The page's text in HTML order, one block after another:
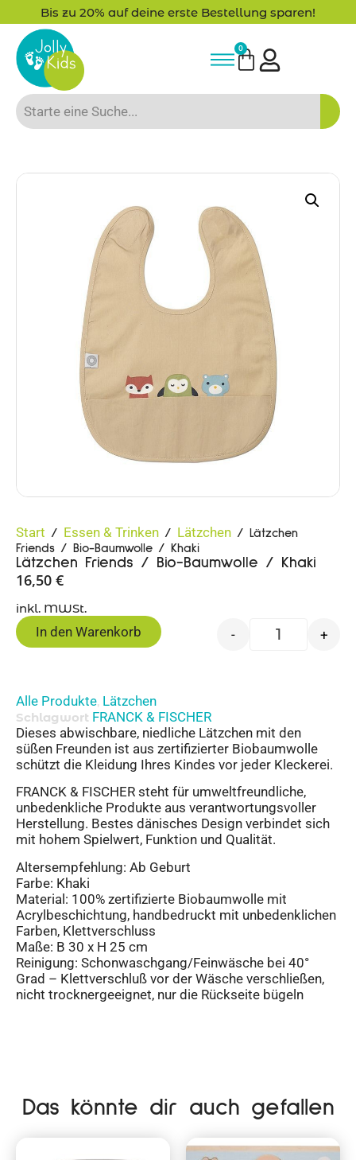
Bis zu 20% auf deine erste Bestellung sparen!
0
Start / Essen & Trinken / Lätzchen / Lätzchen
Friends / Bio-Baumwolle / Khaki
Lätzchen Friends / Bio-Baumwolle / Khaki
16,50 €
inkl. MWSt.
- +
In den Warenkorb
Alle Produkte, Lätzchen
Schlagwort FRANCK & FISCHER
Dieses abwischbare, niedliche Lätzchen mit den
süßen Freunden ist aus zertifizierter Biobaumwolle
schützt die Kleidung Ihres Kindes vor jeder Kleckerei.
FRANCK & FISCHER steht für umweltfreundliche,
unbedenkliche Produkte aus verantwortungsvoller
Herstellung. Bestes dänisches Design verbindet sich
mit hohem Spielwert, Funktion und Qualität.
Altersempfehlung: Ab Geburt
Farbe: Khaki
Material: 100% zertifizierte Biobaumwolle mit
Acrylbeschichtung, handbedruckt mit unbedenklichen
Farben, Klettverschluss
Maße: B 30 x H 25 cm
Reinigung: Schonwaschgang/Feinwäsche bei 40°
Grad – Klettverschluß vor der Wäsche verschließen,
nicht trocknergeeignet, nur die Rückseite bügeln
Das könnte dir auch gefallen